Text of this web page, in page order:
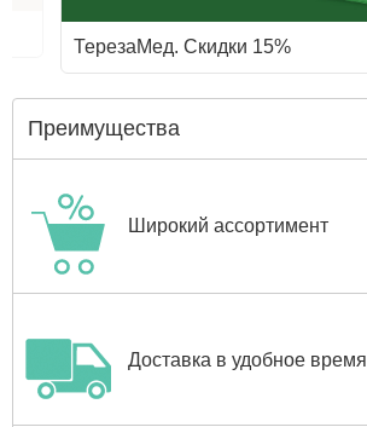
ТерезаМед. Скидки 15%
Преимущества
Широкий ассортимент
Доставка в удобное время